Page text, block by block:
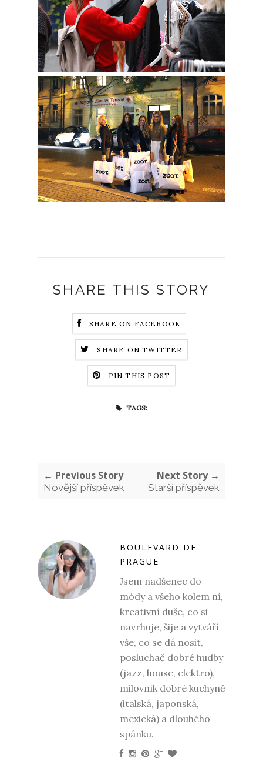
SHARE THIS STORY
SHARE ON FACEBOOK
SHARE ON TWITTER
PIN THIS POST
TAGS:
← Previous Story
Novější příspěvek
Next Story →
Starší příspěvek
BOULEVARD DE
PRAGUE
Jsem nadšenec do
módy a všeho kolem ní,
kreativní duše, co si
navrhuje, šije a vytváří
vše, co se dá nosit,
posluchač dobré hudby
(jazz, house, elektro),
milovník dobré kuchyně
(italská, japonská,
mexická) a dlouhého
spánku.